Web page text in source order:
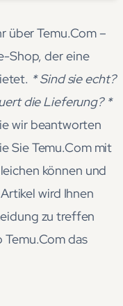
über Temu.Com –
Shop, der eine
* Sind sie echt?
die Lieferung? *
wir beantworten
Sie Temu.Com mit
können und
wird Ihnen
zu treffen
das